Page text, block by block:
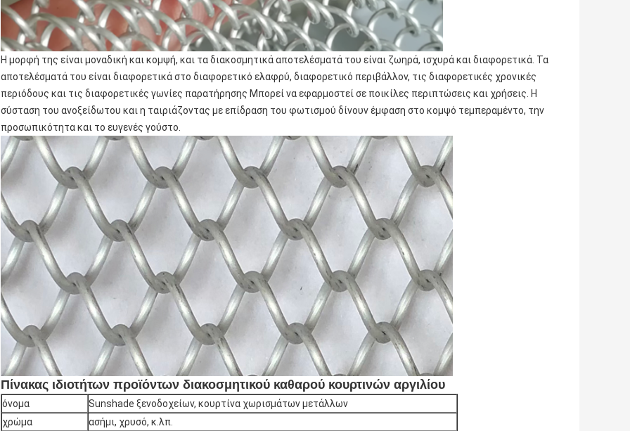
Η μορφή της είναι μοναδική και κομψή, και τα διακοσμητικά αποτελέσματά του είναι ζωηρά, ισχυρά και διαφορετικά. Τα
αποτελέσματά του είναι διαφορετικά στο διαφορετικό ελαφρύ, διαφορετικό περιβάλλον, τις διαφορετικές χρονικές
περιόδους και τις διαφορετικές γωνίες παρατήρησης Μπορεί να εφαρμοστεί σε ποικίλες περιπτώσεις και χρήσεις. Η
σύσταση του ανοξείδωτου και η ταιριάζοντας με επίδραση του φωτισμού δίνουν έμφαση στο κομψό τεμπεραμέντο, την
προσωπικότητα και το ευγενές γούστο.
Πίνακας ιδιοτήτων προϊόντων διακοσμητικού καθαρού κουρτινών αργιλίου
όνομα
Sunshade ξενοδοχείων, κουρτίνα χωρισμάτων μετάλλων
χρώμα
ασήμι, χρυσό, κ.λπ.